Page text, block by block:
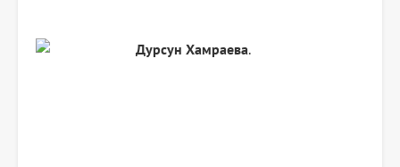
Дурсун Хамраева.